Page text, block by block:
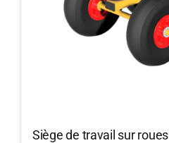
Siège de travail sur roues